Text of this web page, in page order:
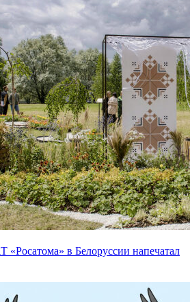
в Белоруссии напечатал